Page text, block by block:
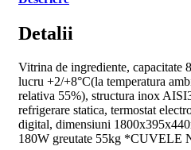
Detalii
Vitrina de ingrediente, capacitate
lucru +2/+8°C(la temperatura
relativa 55%), structura inox
refrigerare statica, termostat
digital, dimensiuni
180W greutate 55kg *CUVELE